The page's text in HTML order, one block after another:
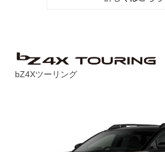
bZ4Xツーリング